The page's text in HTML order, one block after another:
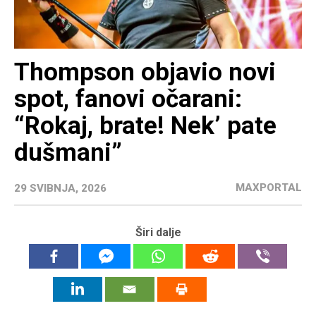
Thompson objavio novi
spot, fanovi očarani:
“Rokaj, brate! Nek’ pate
dušmani”
29 SVIBNJA, 2026 MAXPORTAL
Širi dalje